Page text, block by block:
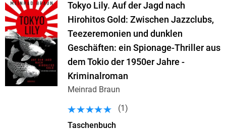
Tokyo Lily. Auf der Jagd nach
Hirohitos Gold: Zwischen Jazzclubs,
Teezeremonien und dunklen
Geschäften: ein Spionage-Thriller aus
dem Tokio der 1950er Jahre -
Kriminalroman
Meinrad Braun
(1 )
Taschenbuch